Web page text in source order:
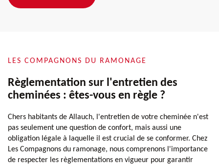
LES COMPAGNONS DU RAMONAGE
Règlementation sur l'entretien des
cheminées : êtes-vous en règle ?
Chers habitants de Allauch, l'entretien de votre cheminée n'est
pas seulement une question de confort, mais aussi une
obligation légale à laquelle il est crucial de se conformer. Chez
Les Compagnons du ramonage, nous comprenons l'importance
de respecter les règlementations en vigueur pour garantir